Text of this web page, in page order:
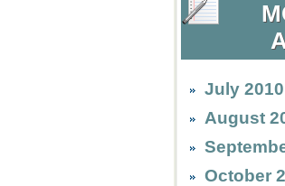
July 2010
August
October